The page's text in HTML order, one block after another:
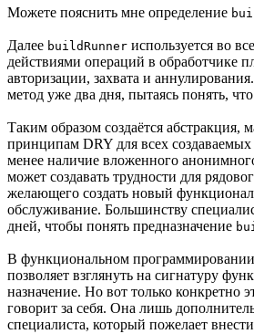
Можете пояснить мне определение
Далее buildRunner используется во
действиями операций в обработчике
авторизации, захвата и
метод уже два дня, пытаясь понять,
Таким образом создаётся абстракция,
принципам DRY для всех
менее наличие вложенного
может создавать трудности для
желающего создать новый
обслуживание. Большинству
дней, чтобы понять предназначение
В функциональном
позволяет взглянуть на сигнатуру
назначение. Но вот только конкретно
говорит за себя. Она лишь
специалиста, который пожелает